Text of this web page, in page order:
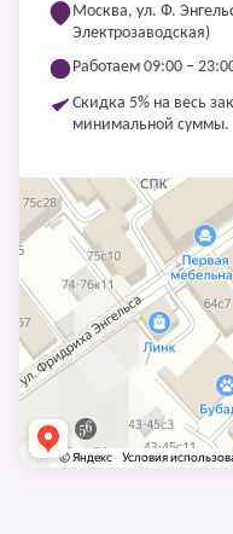
Москва, ул. Ф.
Электрозаводская)
Работаем 09:00 –
Скидка 5% на весь
минимальной суммы.